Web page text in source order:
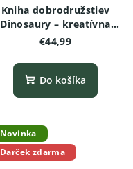
Kniha dobrodružstiev
Dinosaury – kreatívna
kniha s aktivitami pre
€44,99
Do košíka
Novinka
Darček zdarma